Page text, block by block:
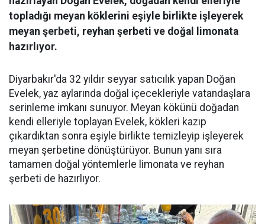
topladığı meyan köklerini eşiyle birlikte işleyerek
meyan şerbeti, reyhan şerbeti ve doğal limonata
hazırlıyor.
Diyarbakır'da 32 yıldır seyyar satıcılık yapan Doğan
Evelek, yaz aylarında doğal içecekleriyle vatandaşlara
serinleme imkanı sunuyor. Meyan kökünü doğadan
kendi elleriyle toplayan Evelek, kökleri kazıp
çıkardıktan sonra eşiyle birlikte temizleyip işleyerek
meyan şerbetine dönüştürüyor. Bunun yanı sıra
tamamen doğal yöntemlerle limonata ve reyhan
şerbeti de hazırlıyor.